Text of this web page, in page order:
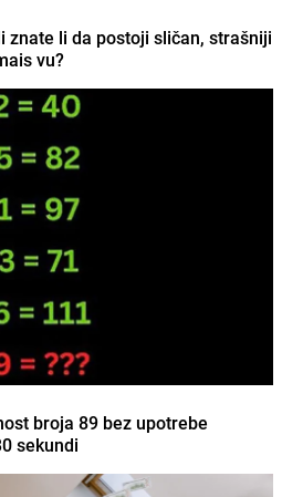
znate li da postoji sličan, strašniji
vu?
broja 89 bez upotrebe
sekundi